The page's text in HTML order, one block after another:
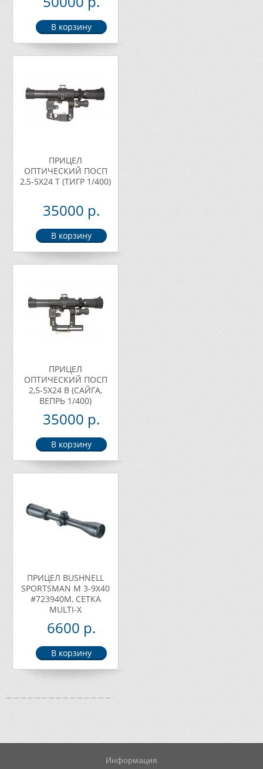
ПРИЦЕЛ
ОПТИЧЕСКИЙ ПОСП
2,5-5Х24 Т (ТИГР 1/400)
35000 р.
ПРИЦЕЛ
ОПТИЧЕСКИЙ ПОСП
2,5-5Х24 В (САЙГА,
ВЕПРЬ 1/400)
35000 р.
ПРИЦЕЛ BUSHNELL
SPORTSMAN M 3-9X40
#723940M, СЕТКА
MULTI-X
6600 р.
Информация